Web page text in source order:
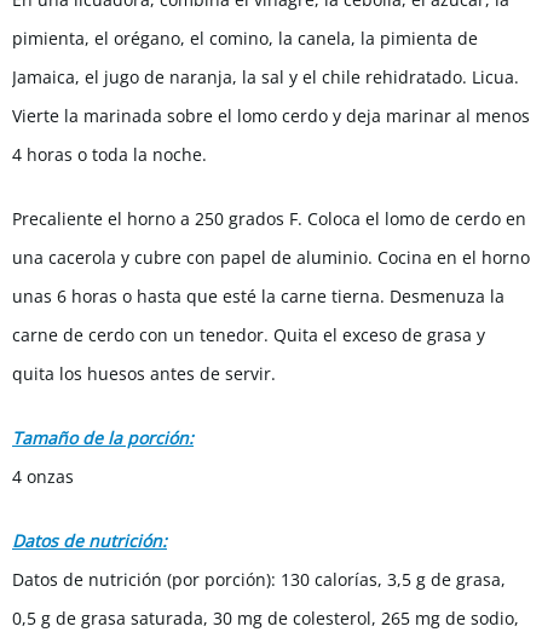
pimienta, el orégano, el comino, la canela, la pimienta de
Jamaica, el jugo de naranja, la sal y el chile rehidratado. Licua.
Vierte la marinada sobre el lomo cerdo y deja marinar al menos
4 horas o toda la noche.
Precaliente el horno a 250 grados F. Coloca el lomo de cerdo en
una cacerola y cubre con papel de aluminio. Cocina en el horno
unas 6 horas o hasta que esté la carne tierna. Desmenuza la
carne de cerdo con un tenedor. Quita el exceso de grasa y
quita los huesos antes de servir.
Tamaño de la porción:
4 onzas
Datos de nutrición:
Datos de nutrición (por porción): 130 calorías, 3,5 g de grasa,
0,5 g de grasa saturada, 30 mg de colesterol, 265 mg de sodio,